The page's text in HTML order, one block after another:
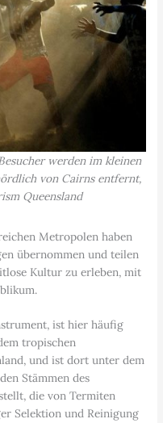
werden im kleinen
von Cairns entfernt,
Queensland
Metropolen haben
übernommen und teilen
Kultur zu erleben, mit
ist hier häufig
tropischen
und ist dort unter dem
Stämmen des
die von Termiten
Selektion und Reinigung